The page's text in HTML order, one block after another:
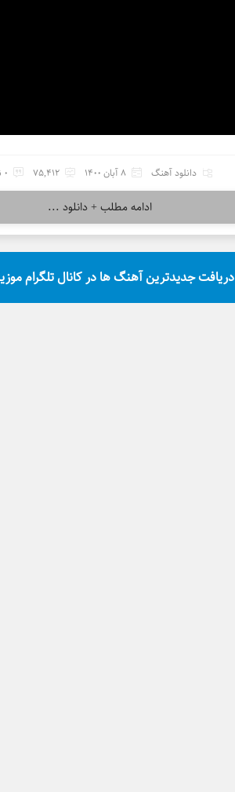
دانلود آهنگ 8 آبان 1400 75,412 0 نظر
ادامه مطلب + دانلود ...
دریافت جدیدترین آهنگ ها در کانال تلگرام